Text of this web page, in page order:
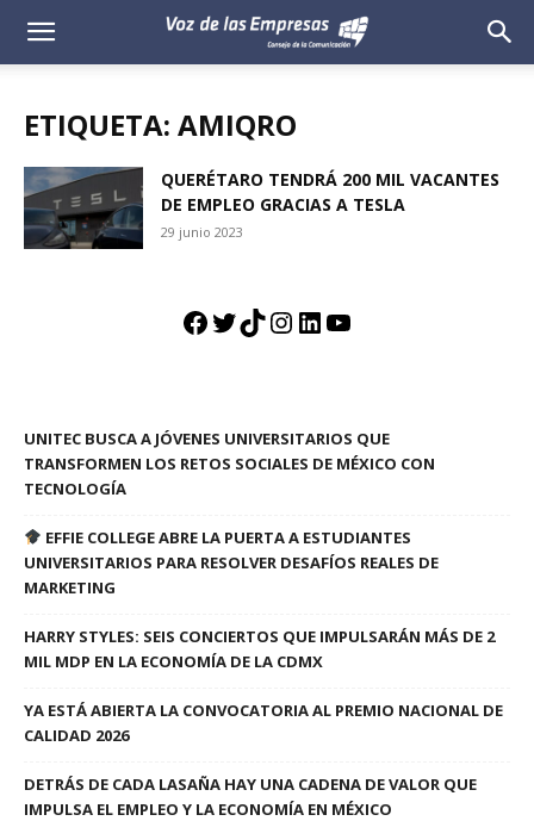
Voz
Empresas
ETIQUETA: AMIQRO
QUERÉTARO TENDRÁ 200 MIL VACANTES
DE EMPLEO GRACIAS A TESLA
29 junio 2023
Facebook
Twitter
TikTok
Instagram
LinkedIn
YouTube
UNITEC BUSCA A JÓVENES UNIVERSITARIOS QUE
TRANSFORMEN LOS RETOS SOCIALES DE MÉXICO CON
TECNOLOGÍA
EFFIE COLLEGE ABRE LA PUERTA A ESTUDIANTES
UNIVERSITARIOS PARA RESOLVER DESAFÍOS REALES DE
MARKETING
HARRY STYLES: SEIS CONCIERTOS QUE IMPULSARÁN MÁS DE 2
MIL MDP EN LA ECONOMÍA DE LA CDMX
YA ESTÁ ABIERTA LA CONVOCATORIA AL PREMIO NACIONAL DE
CALIDAD 2026
DETRÁS DE CADA LASAÑA HAY UNA CADENA DE VALOR QUE
IMPULSA EL EMPLEO Y LA ECONOMÍA EN MÉXICO